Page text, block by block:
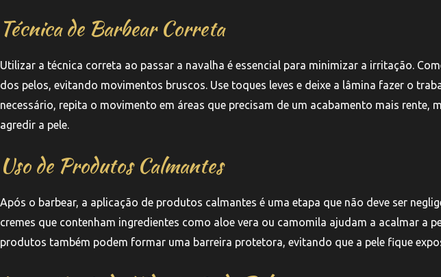
Técnica de Barbear Correta
Utilizar a técnica correta ao passar a navalha é essencial para minimizar a irritação.
dos pelos, evitando movimentos bruscos. Use toques leves e deixe a lâmina fazer o
necessário, repita o movimento em áreas que precisam de um acabamento mais rente,
agredir a pele.
Uso de Produtos Calmantes
Após o barbear, a aplicação de produtos calmantes é uma etapa que não deve ser
cremes que contenham ingredientes como aloe vera ou camomila ajudam a acalmar a
produtos também podem formar uma barreira protetora, evitando que a pele fique